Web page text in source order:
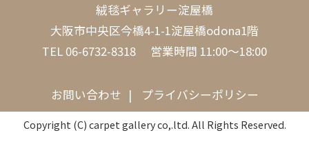
絨毯ギャラリー淀屋橋
大阪市中央区今橋4-1-1淀屋橋odona1階
TEL 06-6732-8318 営業時間 11:00～18:00
お問い合わせ プライバシーポリシー
Copyright (C) carpet gallery co,.ltd. All Rights Reserved.